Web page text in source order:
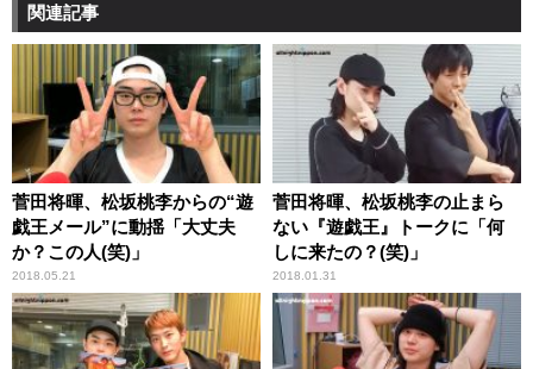
関連記事
菅田将暉、松坂桃李からの“遊
戯王メール”に動揺「大丈夫
か？この人(笑)」
2018.05.21
菅田将暉、松坂桃李の止まら
ない『遊戯王』トークに「何
しに来たの？(笑)」
2018.01.31